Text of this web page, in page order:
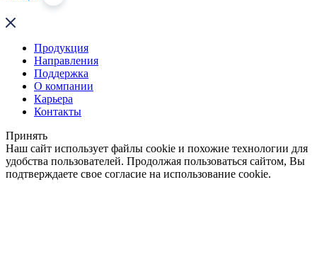
Продукция
Направления
Поддержка
О компании
Карьера
Контакты
Принять
Наш сайт использует файлы cookie и похожие технологии для
удобства пользователей. Продолжая пользоваться сайтом, Вы
подтверждаете свое согласие на использование cookie.